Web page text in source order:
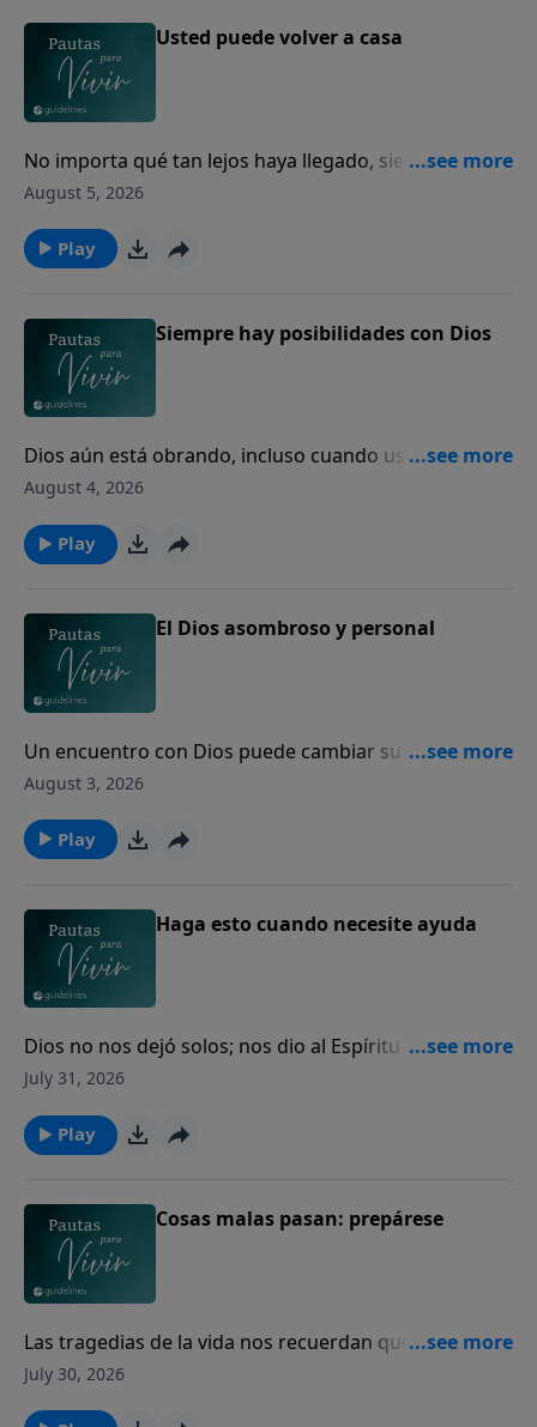
Usted puede volver a casa
No importa qué tan lejos haya llegado, siempre
puede volver a casa con Dios.
August 5, 2026
Play
Siempre hay posibilidades con Dios
Dios aún está obrando, incluso cuando usted no
puede ver el final.
August 4, 2026
Play
El Dios asombroso y personal
Un encuentro con Dios puede cambiar su vida para
siempre.
August 3, 2026
Play
Haga esto cuando necesite ayuda
Dios no nos dejó solos; nos dio al Espíritu Santo para
guiarnos, fortalecernos y acompañarnos cada día.
July 31, 2026
Play
Cosas malas pasan: prepárese
Las tragedias de la vida nos recuerdan que todos
necesitamos volver nuestro corazón a Dios.
July 30, 2026